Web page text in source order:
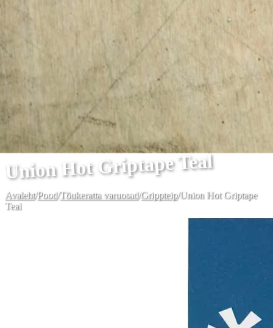
Union Hot Griptape Teal
Avaleht/Pood/Tõukeratta varuosad/Grippteip/Union Hot Griptape
Teal